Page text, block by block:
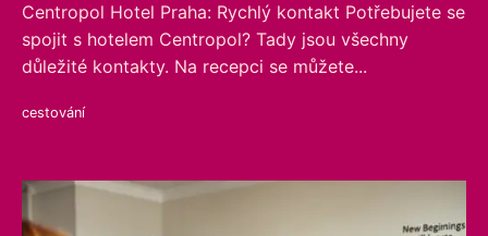
Centropol Hotel Praha: Rychlý kontakt Potřebujete se
spojit s hotelem Centropol? Tady jsou všechny
důležité kontakty. Na recepci se můžete...
cestování